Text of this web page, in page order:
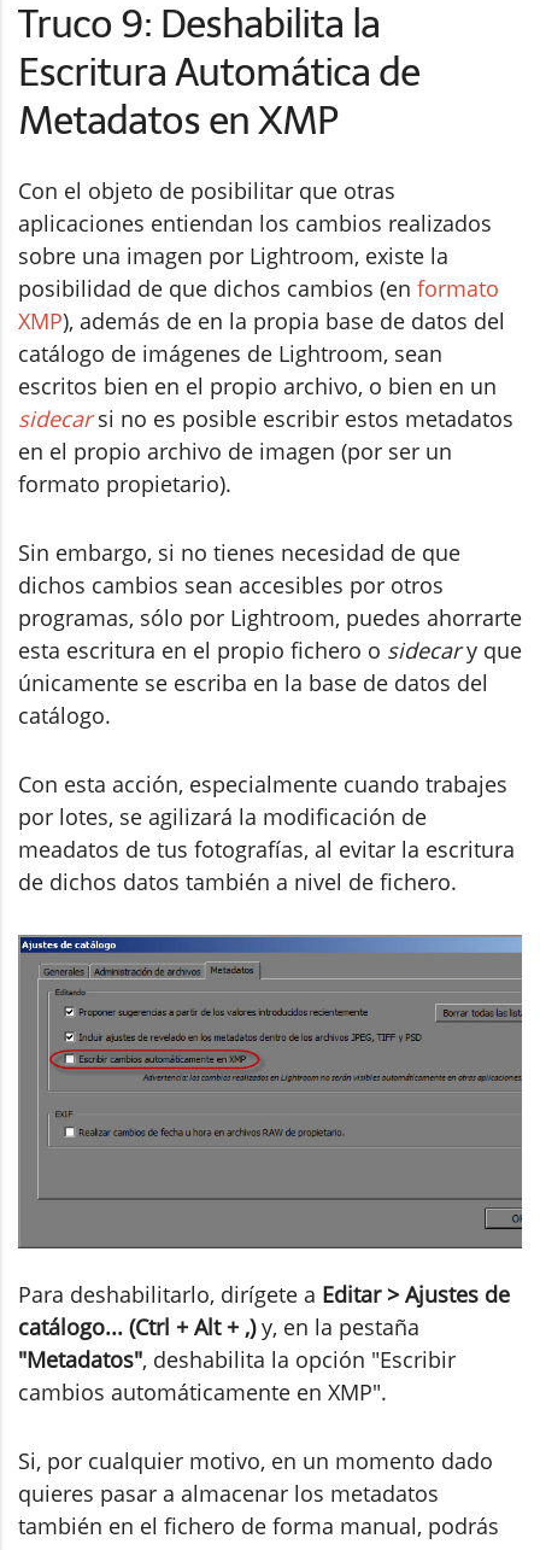
Truco 9: Deshabilita la
Escritura Automática de
Metadatos en XMP
Con el objeto de posibilitar que otras
aplicaciones entiendan los cambios realizados
sobre una imagen por Lightroom, existe la
posibilidad de que dichos cambios (en formato
XMP), además de en la propia base de datos del
catálogo de imágenes de Lightroom, sean
escritos bien en el propio archivo, o bien en un
sidecarsi no es posible escribir estos metadatos
en el propio archivo de imagen (por ser un
formato propietario).
Sin embargo, si no tienes necesidad de que
dichos cambios sean accesibles por otros
programas, sólo por Lightroom, puedes ahorrarte
esta escritura en el propio fichero o sidecary que
únicamente se escriba en la base de datos del
catálogo.
Con esta acción, especialmente cuando trabajes
por lotes, se agilizará la modificación de
meadatos de tus fotografías, al evitar la escritura
de dichos datos también a nivel de fichero.
Para deshabilitarlo, dirígete a Editar > Ajustes de
catálogo... (Ctrl + Alt + ,)y, en la pestaña
"Metadatos", deshabilita la opción "Escribir
cambios automáticamente en XMP".
Si, por cualquier motivo, en un momento dado
quieres pasar a almacenar los metadatos
también en el fichero de forma manual, podrás